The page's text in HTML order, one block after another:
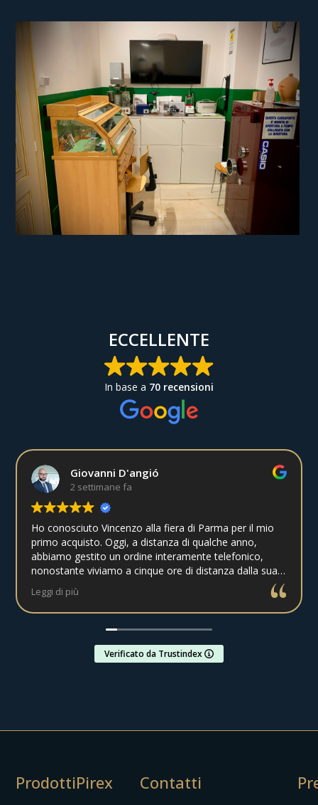
ECCELLENTE
In base a 70 recensioni
Giovanni D'angió
2 settimane fa
Ho conosciuto Vincenzo alla fiera di Parma per il mio
primo acquisto. Oggi, a distanza di qualche anno,
abbiamo gestito un ordine interamente telefonico,
nonostante viviamo a cinque ore di distanza dalla sua
gioielleria. La spedizione è arrivata integra nei tempi
previsti. Grazie, Vincenzo! Continuerò sicuramente ad
acquistare da te.
Leggi di più
Verificato da Trustindex
ProdottiPirex
Contatti